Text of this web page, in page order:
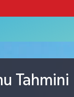
Tahmini